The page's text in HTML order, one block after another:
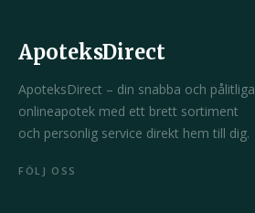
ApoteksDirect
ApoteksDirect – din snabba och pålitliga
onlineapotek med ett brett sortiment
och personlig service direkt hem till dig.
FÖLJ OSS